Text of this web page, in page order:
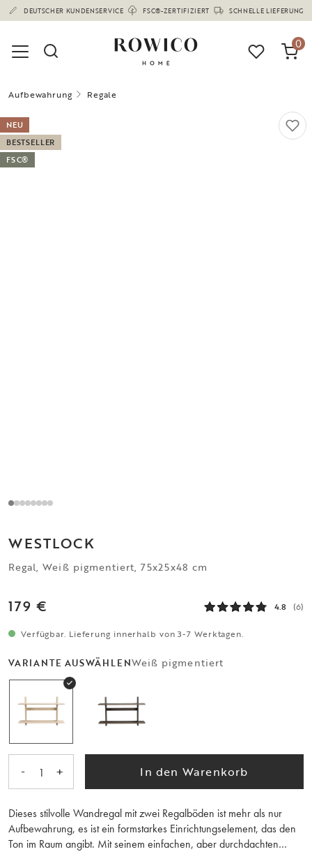
(1672)
0
Aufbewahrung Regale
NEU
BESTSELLER
FSC®
WESTLOCK
Regal, Weiß pigmentiert, 75x25x48 cm
179 € 4.8 (6)
Verfügbar. Lieferung innerhalb von 3-7 Werktagen.
VARIANTE AUSWÄHLENWeiß pigmentiert
- 1 + In den Warenkorb
Dieses stilvolle Wandregal mit zwei Regalböden ist mehr als nur
Aufbewahrung, es ist ein formstarkes Einrichtungselement, das den
Ton im Raum angibt. Mit seinem einfachen, aber durchdachten